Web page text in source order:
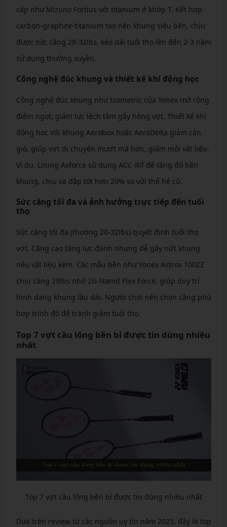
cấp như Mizuno Fortius với titanium ở khớp T. Kết hợp
carbon-graphite-titanium tạo nên khung siêu bền, chịu
được sức căng 28-32lbs, kéo dài tuổi thọ lên đến 2-3 năm
sử dụng thường xuyên.
Công nghệ đúc khung và thiết kế khí động học
Công nghệ đúc khung như Isometric của Yonex mở rộng
điểm ngọt, giảm lực lệch tâm gây hỏng vợt. Thiết kế khí
động học với khung Aerobox hoặc AeroDelta giảm cản
gió, giúp vợt di chuyển mượt mà hơn, giảm mỏi vật liệu.
Ví dụ, Lining Axforce sử dụng ACC-Rif để tăng độ bền
khung, chịu va đập tốt hơn 20% so với thế hệ cũ.
Sức căng tối đa và ảnh hưởng trực tiếp đến tuổi
thọ
Sức căng tối đa (thường 20-32lbs) quyết định tuổi thọ
vợt. Căng cao tăng lực đánh nhưng dễ gây nứt khung
nếu vật liệu kém. Các mẫu bền như Yonex Astrox 100ZZ
chịu căng 29lbs nhờ 2G-Namd Flex Force, giúp duy trì
hình dạng khung lâu dài. Người chơi nên chọn căng phù
hợp trình độ để tránh giảm tuổi thọ.
Top 7 vợt cầu lông bền bỉ được tin dùng nhiều
nhất
Top 7 vợt cầu lông bền bỉ được tin dùng nhiều nhất
Dựa trên review từ các nguồn uy tín năm 2025, đây là top